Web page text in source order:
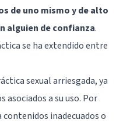
de uno mismo y de alto
alguien de confianza.
se ha extendido entre
sexual arriesgada, ya
asociados a su uso. Por
inadecuados o